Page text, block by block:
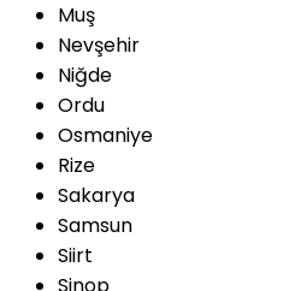
Muş
Nevşehir
Niğde
Ordu
Osmaniye
Rize
Sakarya
Samsun
Siirt